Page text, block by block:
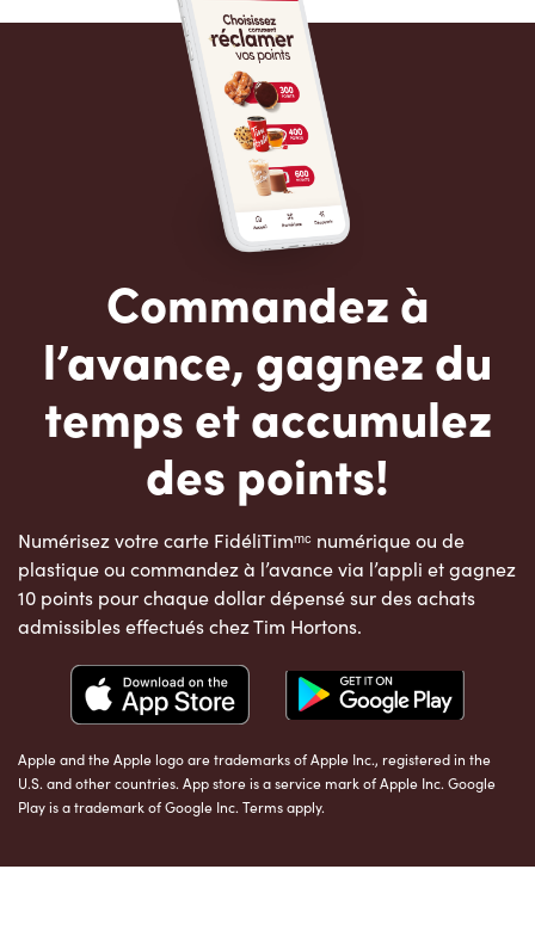
Commandez à
l’avance, gagnez du
temps et accumulez
des points!
Numérisez votre carte FidéliTimᵐᶜ numérique ou de
plastique ou commandez à l’avance via l’appli et gagnez
10 points pour chaque dollar dépensé sur des achats
admissibles effectués chez Tim Hortons.
Apple and the Apple logo are trademarks of Apple Inc., registered in the
U.S. and other countries. App store is a service mark of Apple Inc. Google
Play is a trademark of Google Inc. Terms apply.